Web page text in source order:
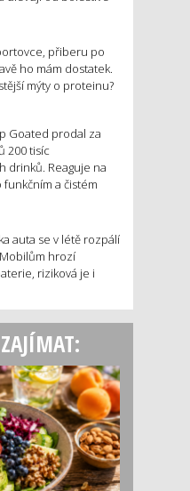
přiberu po
ho mám dostatek.
mýty o proteinu?
Goated prodal za
200 tisíc
drinků. Reaguje na
a čistém
auta se v létě rozpálí
Mobilům hrozí
riziková je i